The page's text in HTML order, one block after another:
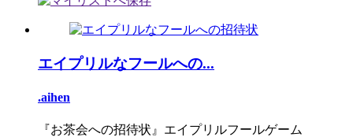
エイプリルなフールへの...
.aihen
『お茶会への招待状』エイプリルフールゲーム